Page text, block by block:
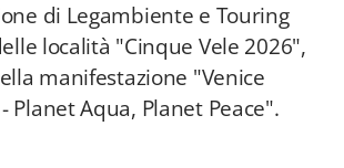
di Legambiente e Touring
località "Cinque Vele 2026",
manifestazione "Venice
Planet Aqua, Planet Peace".